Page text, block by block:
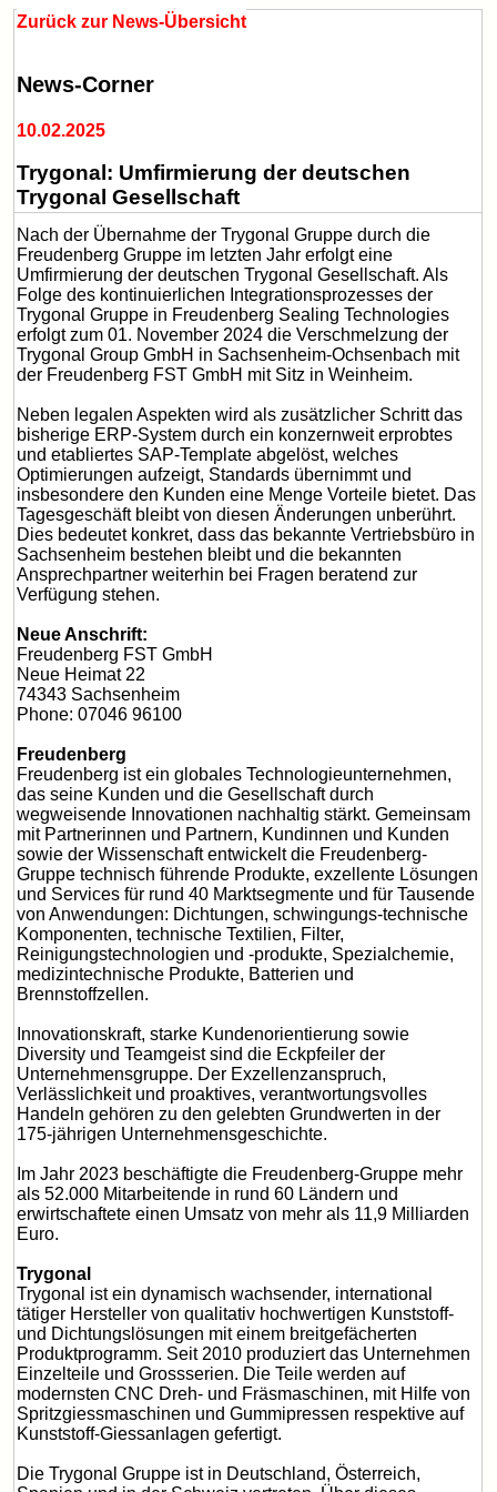
Zurück zur News-Übersicht
News-Corner
10.02.2025
Trygonal: Umfirmierung der deutschen
Trygonal Gesellschaft
Nach der Übernahme der Trygonal Gruppe durch die
Freudenberg Gruppe im letzten Jahr erfolgt eine
Umfirmierung der deutschen Trygonal Gesellschaft. Als
Folge des kontinuierlichen Integrationsprozesses der
Trygonal Gruppe in Freudenberg Sealing Technologies
erfolgt zum 01. November 2024 die Verschmelzung der
Trygonal Group GmbH in Sachsenheim-Ochsenbach mit
der Freudenberg FST GmbH mit Sitz in Weinheim.
Neben legalen Aspekten wird als zusätzlicher Schritt das
bisherige ERP-System durch ein konzernweit erprobtes
und etabliertes SAP-Template abgelöst, welches
Optimierungen aufzeigt, Standards übernimmt und
insbesondere den Kunden eine Menge Vorteile bietet. Das
Tagesgeschäft bleibt von diesen Änderungen unberührt.
Dies bedeutet konkret, dass das bekannte Vertriebsbüro in
Sachsenheim bestehen bleibt und die bekannten
Ansprechpartner weiterhin bei Fragen beratend zur
Verfügung stehen.
Neue Anschrift:
Freudenberg FST GmbH
Neue Heimat 22
74343 Sachsenheim
Phone: 07046 96100
Freudenberg
Freudenberg ist ein globales Technologieunternehmen,
das seine Kunden und die Gesellschaft durch
wegweisende Innovationen nachhaltig stärkt. Gemeinsam
mit Partnerinnen und Partnern, Kundinnen und Kunden
sowie der Wissenschaft entwickelt die Freudenberg-
Gruppe technisch führende Produkte, exzellente Lösungen
und Services für rund 40 Marktsegmente und für Tausende
von Anwendungen: Dichtungen, schwingungs-technische
Komponenten, technische Textilien, Filter,
Reinigungstechnologien und -produkte, Spezialchemie,
medizintechnische Produkte, Batterien und
Brennstoffzellen.
Innovationskraft, starke Kundenorientierung sowie
Diversity und Teamgeist sind die Eckpfeiler der
Unternehmensgruppe. Der Exzellenzanspruch,
Verlässlichkeit und proaktives, verantwortungsvolles
Handeln gehören zu den gelebten Grundwerten in der
175-jährigen Unternehmensgeschichte.
Im Jahr 2023 beschäftigte die Freudenberg-Gruppe mehr
als 52.000 Mitarbeitende in rund 60 Ländern und
erwirtschaftete einen Umsatz von mehr als 11,9 Milliarden
Euro.
Trygonal
Trygonal ist ein dynamisch wachsender, international
tätiger Hersteller von qualitativ hochwertigen Kunststoff-
und Dichtungslösungen mit einem breitgefächerten
Produktprogramm. Seit 2010 produziert das Unternehmen
Einzelteile und Grossserien. Die Teile werden auf
modernsten CNC Dreh- und Fräsmaschinen, mit Hilfe von
Spritzgiessmaschinen und Gummipressen respektive auf
Kunststoff-Giessanlagen gefertigt.
Die Trygonal Gruppe ist in Deutschland, Österreich,